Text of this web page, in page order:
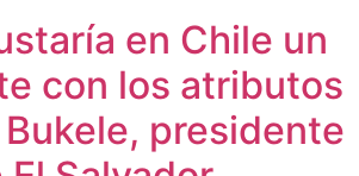
en Chile un
con los atributos
presidente